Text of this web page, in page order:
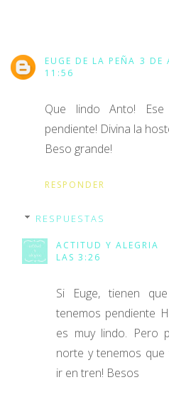
EUGE DE LA PEÑA 3 DE
11:56
Que lindo Anto!
pendiente! Divina la
Beso grande!
RESPONDER
RESPUESTAS
ACTITUD Y ALEGRIA
LAS 3:26
Si Euge, tienen
tenemos pendiente
es muy lindo. Pero
norte y tenemos
ir en tren! Besos